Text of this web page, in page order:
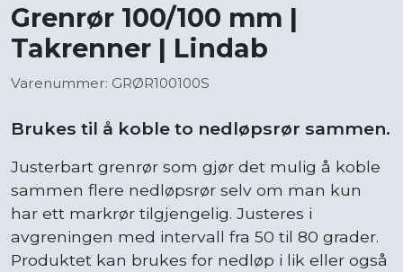
Grenrør 100/100 mm |
Takrenner | Lindab
Varenummer: GRØR100100S
Brukes til å koble to nedløpsrør sammen.
Justerbart grenrør som gjør det mulig å koble
sammen flere nedløpsrør selv om man kun
har ett markrør tilgjengelig. Justeres i
avgreningen med intervall fra 50 til 80 grader.
Produktet kan brukes for nedløp i lik eller også